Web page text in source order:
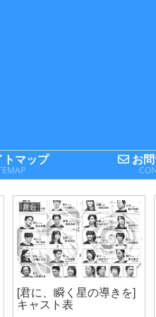
マップ お問
舞台
[君に、瞬く星の導きを]
キャスト表